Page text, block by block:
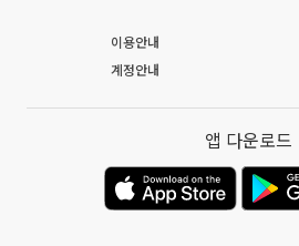
이용안내
계정안내
앱 다운로드